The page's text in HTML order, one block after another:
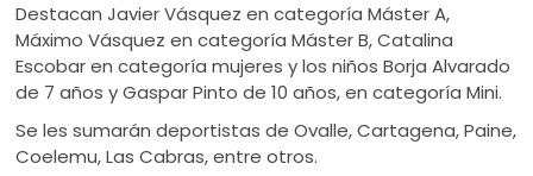
Destacan Javier Vásquez en categoría Máster A,
Máximo Vásquez en categoría Máster B, Catalina
Escobar en categoría mujeres y los niños Borja Alvarado
de 7 años y Gaspar Pinto de 10 años, en categoría Mini.
Se les sumarán deportistas de Ovalle, Cartagena, Paine,
Coelemu, Las Cabras, entre otros.